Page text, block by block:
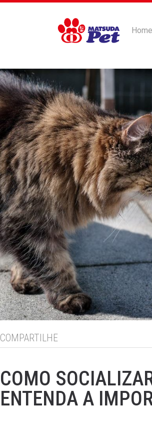
Home
COMPARTILHE
COMO
ENTENDA A